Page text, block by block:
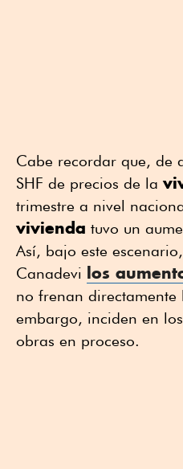
Cabe recordar que, de
SHF de precios de la
trimestre a nivel
vivienda tuvo un
Así, bajo este
Canadevi los
no frenan directamente
embargo, inciden en
obras en proceso.